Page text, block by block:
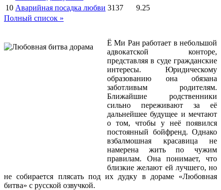
10 Аварийная посадка любви 3137
9.25
Полный список »
Ё Ми Ран работает в небольшой
адвокатской конторе,
представляя в суде гражданские
интересы. Юридическому
образованию она обязана
заботливым родителям.
Ближайшие родственники
сильно переживают за её
дальнейшее будущее и мечтают
о том, чтобы у неё появился
постоянный бойфренд. Однако
взбалмошная красавица не
намерена жить по чужим
правилам. Она понимает, что
близкие желают ей лучшего, но
не собирается плясать под их дудку в дораме «Любовная
битва» с русской озвучкой.